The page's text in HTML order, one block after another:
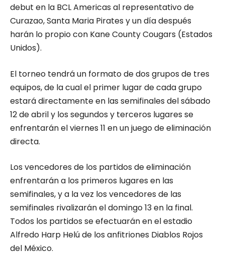
debut en la BCL Americas al representativo de
Curazao, Santa Maria Pirates y un día después
harán lo propio con Kane County Cougars (Estados
Unidos).
El torneo tendrá un formato de dos grupos de tres
equipos, de la cual el primer lugar de cada grupo
estará directamente en las semifinales del sábado
12 de abril y los segundos y terceros lugares se
enfrentarán el viernes 11 en un juego de eliminación
directa.
Los vencedores de los partidos de eliminación
enfrentarán a los primeros lugares en las
semifinales, y a la vez los vencedores de las
semifinales rivalizarán el domingo 13 en la final.
Todos los partidos se efectuarán en el estadio
Alfredo Harp Helú de los anfitriones Diablos Rojos
del México.